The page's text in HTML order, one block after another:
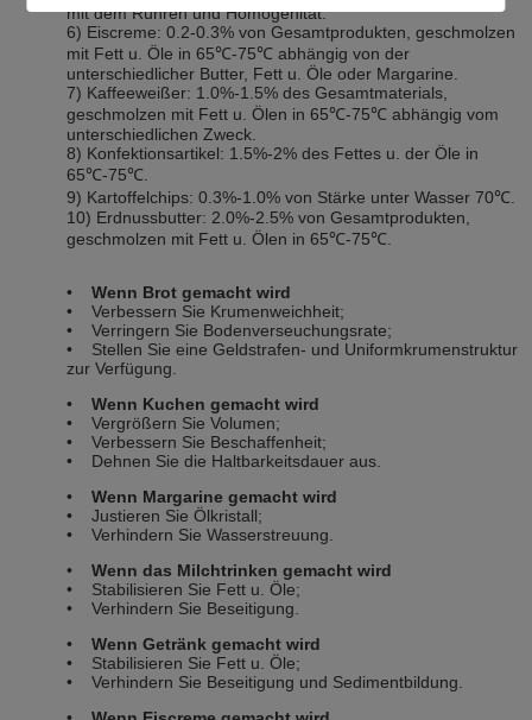
mit dem Rühren und Homogenität.
6) Eiscreme: 0.2-0.3% von Gesamtprodukten, geschmolzen
mit Fett u. Öle in 65℃-75℃ abhängig von der
unterschiedlicher Butter, Fett u. Öle oder Margarine.
7) Kaffeeweißer: 1.0%-1.5% des Gesamtmaterials,
geschmolzen mit Fett u. Ölen in 65℃-75℃ abhängig vom
unterschiedlichen Zweck.
8) Konfektionsartikel: 1.5%-2% des Fettes u. der Öle in
65℃-75℃.
9) Kartoffelchips: 0.3%-1.0% von Stärke unter Wasser 70℃.
10) Erdnussbutter: 2.0%-2.5% von Gesamtprodukten,
geschmolzen mit Fett u. Ölen in 65℃-75℃.
• Wenn Brot gemacht wird
• Verbessern Sie Krumenweichheit;
• Verringern Sie Bodenverseuchungsrate;
• Stellen Sie eine Geldstrafen- und Uniformkrumenstruktur
zur Verfügung.
• Wenn Kuchen gemacht wird
• Vergrößern Sie Volumen;
• Verbessern Sie Beschaffenheit;
• Dehnen Sie die Haltbarkeitsdauer aus.
• Wenn Margarine gemacht wird
• Justieren Sie Ölkristall;
• Verhindern Sie Wasserstreuung.
• Wenn das Milchtrinken gemacht wird
• Stabilisieren Sie Fett u. Öle;
• Verhindern Sie Beseitigung.
• Wenn Getränk gemacht wird
• Stabilisieren Sie Fett u. Öle;
• Verhindern Sie Beseitigung und Sedimentbildung.